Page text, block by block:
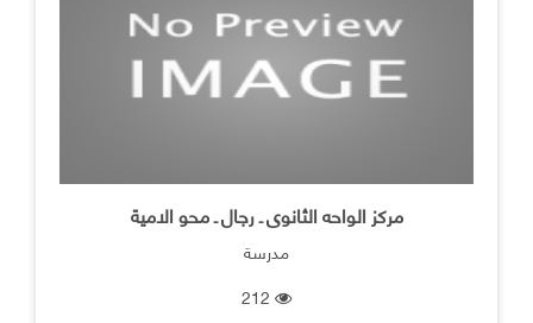
مركز الواحه الثانوى ـ رجال ـ محو الامية
مدرسة